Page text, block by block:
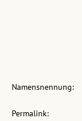
Namensnennung:
Permalink: